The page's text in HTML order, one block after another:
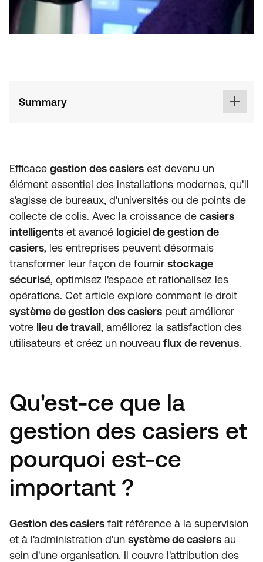
Summary
Efficace gestion des casiers est devenu un
élément essentiel des installations modernes, qu'il
s'agisse de bureaux, d'universités ou de points de
collecte de colis. Avec la croissance de casiers
intelligents et avancé logiciel de gestion de
casiers, les entreprises peuvent désormais
transformer leur façon de fournir stockage
sécurisé, optimisez l'espace et rationalisez les
opérations. Cet article explore comment le droit
système de gestion des casiers peut améliorer
votre lieu de travail, améliorez la satisfaction des
utilisateurs et créez un nouveau flux de revenus.
Qu'est-ce que la
gestion des casiers et
pourquoi est-ce
important ?
Gestion des casiers fait référence à la supervision
et à l'administration d'un système de casiers au
sein d'une organisation. Il couvre l'attribution des